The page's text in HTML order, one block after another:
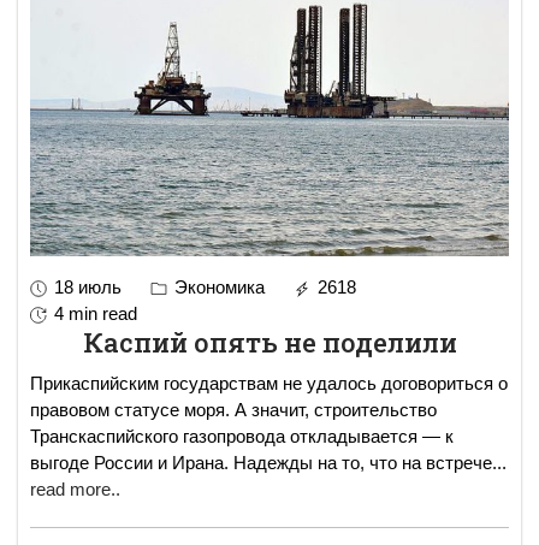
18 июль Экономика
2618
4 min read
Каспий опять не поделили
Прикаспийским государствам не удалось договориться о
правовом статусе моря. А значит, строительство
Транскаспийского газопровода откладывается — к
выгоде России и Ирана. Надежды на то, что на встрече...
read more..